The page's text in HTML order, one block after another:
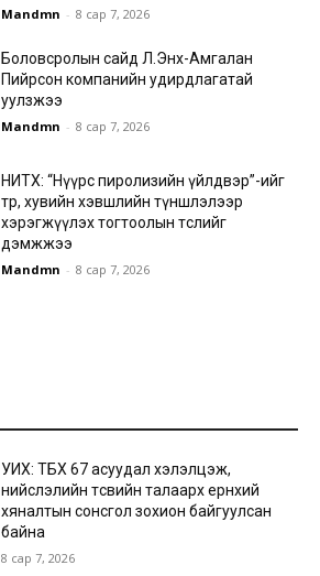
Mandmn - 8 сар 7, 2026
Боловсролын сайд Л.Энх-Амгалан
Пийрсон компанийн удирдлагатай
уулзжээ
Mandmn - 8 сар 7, 2026
НИТХ: “Нүүрс пиролизийн үйлдвэр”-ийг
төр, хувийн хэвшлийн түншлэлээр
хэрэгжүүлэх тогтоолын төслийг
дэмжжээ
Mandmn - 8 сар 7, 2026
УИХ: ТБХ 67 асуудал хэлэлцэж,
нийслэлийн төсвийн талаарх ерөнхий
хяналтын сонсгол зохион байгуулсан
байна
8 сар 7, 2026